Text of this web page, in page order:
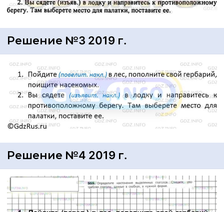
Решение №3 2019 г.
Решение №4 2019 г.